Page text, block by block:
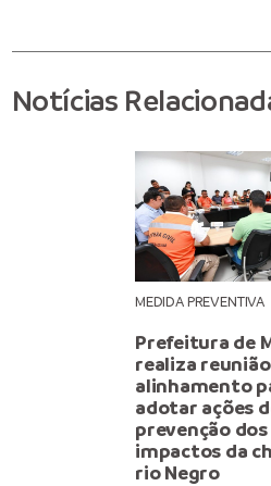
Notícias
MEDIDA PREVENTIVA
Prefeitura de
realiza
alinhamento
adotar ações
prevenção dos
impactos da
rio Negro